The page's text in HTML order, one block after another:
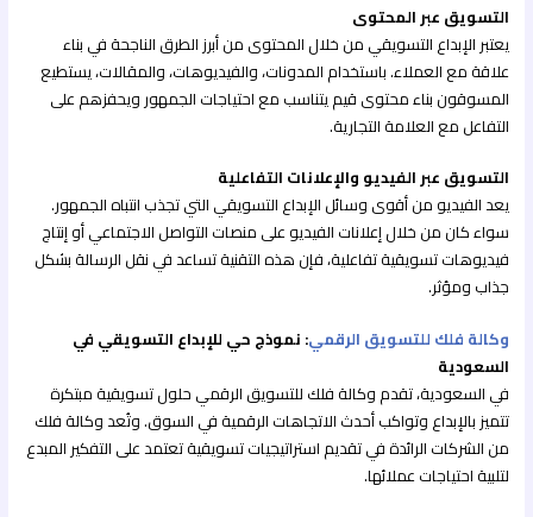
التسويق عبر المحتوى
يعتبر الإبداع التسويقي من خلال المحتوى من أبرز الطرق الناجحة في بناء
علاقة مع العملاء. باستخدام المدونات، والفيديوهات، والمقالات، يستطيع
المسوقون بناء محتوى قيم يتناسب مع احتياجات الجمهور ويحفزهم على
التفاعل مع العلامة التجارية.
التسويق عبر الفيديو والإعلانات التفاعلية
يعد الفيديو من أقوى وسائل الإبداع التسويقي التي تجذب انتباه الجمهور.
سواء كان من خلال إعلانات الفيديو على منصات التواصل الاجتماعي أو إنتاج
فيديوهات تسويقية تفاعلية، فإن هذه التقنية تساعد في نقل الرسالة بشكل
جذاب ومؤثر.
وكالة فلك للتسويق الرقمي: نموذج حي للإبداع التسويقي في
السعودية
في السعودية، تقدم وكالة فلك للتسويق الرقمي حلول تسويقية مبتكرة
تتميز بالإبداع وتواكب أحدث الاتجاهات الرقمية في السوق. وتُعد وكالة فلك
من الشركات الرائدة في تقديم استراتيجيات تسويقية تعتمد على التفكير المبدع
لتلبية احتياجات عملائها.